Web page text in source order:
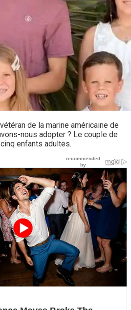
de la marine américaine de
nous adopter ? Le couple de
enfants adultes.